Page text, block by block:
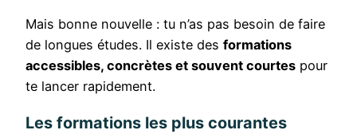
Mais bonne nouvelle : tu n’as pas besoin de faire
de longues études. Il existe des formations
accessibles, concrètes et souvent courtes pour
te lancer rapidement.
Les formations les plus courantes